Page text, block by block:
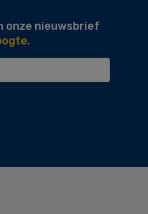
onze nieuwsbrief